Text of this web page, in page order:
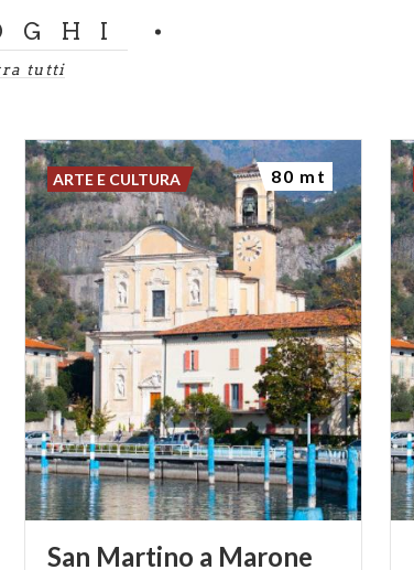
tutti
San Martino a Marone
ARTE E CULTURA 80 mt